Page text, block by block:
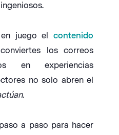
juego el contenido
los correos
en experiencias
no solo abren el
.
a paso para hacer